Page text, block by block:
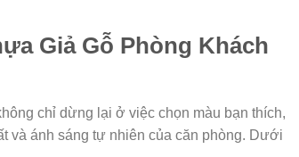
Giả Gỗ Phòng Khách
chỉ dừng lại ở việc chọn màu bạn thích,
và ánh sáng tự nhiên của căn phòng. Dưới